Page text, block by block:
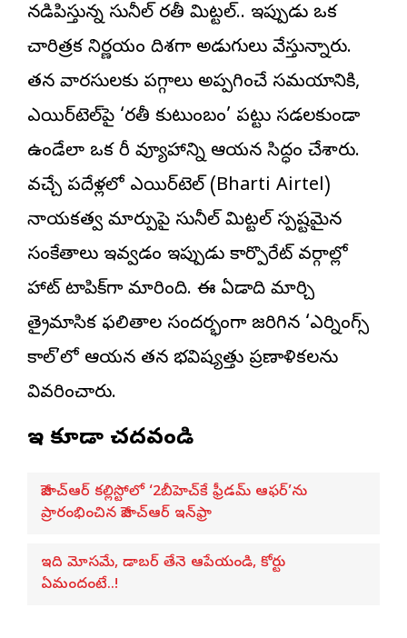
నడిపిస్తున్న సునీల్ భారతీ మిట్టల్.. ఇప్పుడు ఒక
చారిత్రక నిర్ణయం దిశగా అడుగులు వేస్తున్నారు.
తన వారసులకు పగ్గాలు అప్పగించే సమయానికి,
ఎయిర్‌టెల్‌పై ‘భారతీ కుటుంబం’ పట్టు సడలకుండా
ఉండేలా ఒక భారీ వ్యూహాన్ని ఆయన సిద్ధం చేశారు.
వచ్చే పదేళ్లలో ఎయిర్‌టెల్ (Bharti Airtel)
నాయకత్వ మార్పుపై సునీల్ మిట్టల్ స్పష్టమైన
సంకేతాలు ఇవ్వడం ఇప్పుడు కార్పొరేట్ వర్గాల్లో
హాట్ టాపిక్‌గా మారింది. ఈ ఏడాది మార్చి
త్రైమాసిక ఫలితాల సందర్భంగా జరిగిన ‘ఎర్నింగ్స్
కాల్’లో ఆయన తన భవిష్యత్తు ప్రణాళికలను
వివరించారు.
ఇవి కూడా చదవండి
జీహెచ్ఆర్ కల్లిస్టోలో ‘2బీహెచ్‌కే ఫ్రీడమ్ ఆఫర్’ను
ప్రారంభించిన జీహెచ్ఆర్ ఇన్‌ఫ్రా
ఇది మోసమే, డాబర్‌ తేనె ఆపేయండి, కోర్టు
ఏమందంటే..!